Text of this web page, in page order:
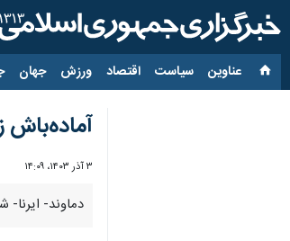
عناوین‌ سیاست اقتصاد ورزش جهان
آماده‌باش
۳ آذر ۱۴۰۳، ۱۴:۰۹
دماوند-